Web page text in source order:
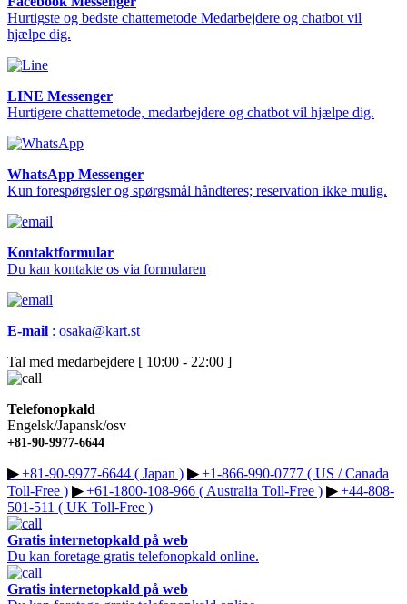
Hurtigste og bedste chattemetode Medarbejdere og chatbot vil
hjælpe dig.
LINE Messenger
Hurtigere chattemetode, medarbejdere og chatbot vil hjælpe dig.
WhatsApp Messenger
Kun forespørgsler og spørgsmål håndteres; reservation ikke mulig.
Kontaktformular
Du kan kontakte os via formularen
E-mail : osaka@kart.st
Tal med medarbejdere [ 10:00 - 22:00 ]
Telefonopkald
Engelsk/Japansk/osv
+81-90-9977-6644
▶︎+81-90-9977-6644 ( Japan ) ▶︎+1-866-990-0777 ( US / Canada
Toll-Free ) ▶︎+61-1800-108-966 ( Australia Toll-Free ) ▶︎+44-808-
501-511 ( UK Toll-Free )
Gratis internetopkald på web
Du kan foretage gratis telefonopkald online.
Gratis internetopkald på web